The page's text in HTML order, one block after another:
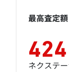
最高査定額
424
ネクステ